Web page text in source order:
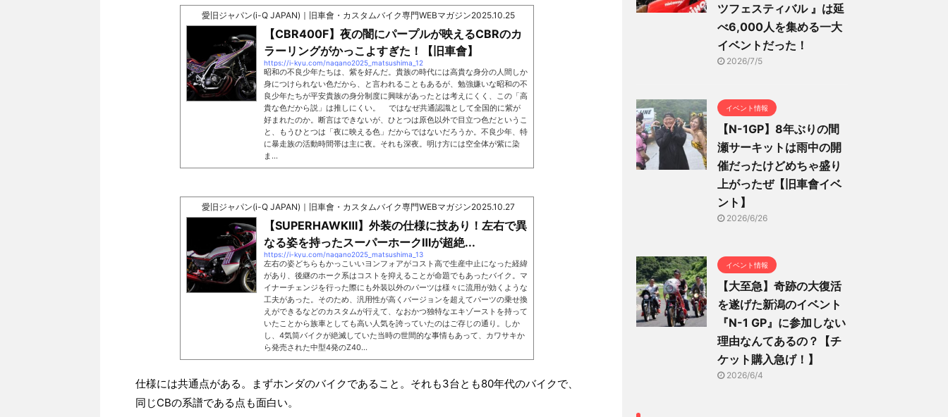
愛旧ジャパン(i-Q JAPAN)｜旧車會・カスタムバイク専門WEBマガジン2025.10.25
【CBR400F】夜の闇にパープルが映えるCBRのカ
ラーリングがかっこよすぎた！【旧車會】
https://i-kyu.com/nagano2025_matsushima_12
昭和の不良少年たちは、紫を好んだ。貴族の時代には高貴な身分の人間しか
身につけられない色だから、と言われることもあるが、勉強嫌いな昭和の不
良少年たちが平安貴族の身分制度に興味があったとは考えにくく、この「高
貴な色だから説」は推しにくい。 ではなぜ共通認識として全国的に紫が
好まれたのか。断言はできないが、ひとつは原色以外で目立つ色だというこ
と、もうひとつは「夜に映える色」だからではないだろうか。不良少年、特
に暴走族の活動時間帯は主に夜。それも深夜。明け方には空全体が紫に染
ま...
愛旧ジャパン(i-Q JAPAN)｜旧車會・カスタムバイク専門WEBマガジン2025.10.27
【SUPERHAWKⅢ】外装の仕様に技あり！左右で異
なる姿を持ったスーパーホークⅢが超絶...
https://i-kyu.com/nagano2025_matsushima_13
左右の姿どちらもかっこいいヨンフォアがコスト高で生産中止になった経緯
があり、後継のホーク系はコストを抑えることが命題でもあったバイク。マ
イナーチェンジを行った際にも外装以外のパーツは様々に流用が効くような
工夫があった。そのため、汎用性が高くバージョンを超えてパーツの乗せ換
えができるなどのカスタムが行えて、なおかつ独特なエキゾーストを持って
いたことから族車としても高い人気を誇っていたのはご存じの通り。しか
し、4気筒バイクが絶滅していた当時の世間的な事情もあって、カワサキか
ら発売された中型4発のZ40...
仕様には共通点がある。まずホンダのバイクであること。それも3台とも80年代のバイクで、
同じCBの系譜である点も面白い。
ツフェスティバル 』は延
べ6,000人を集める一大
イベントだった！
2026/7/5
イベント情報
【N-1GP】8年ぶりの間
瀬サーキットは雨中の開
催だったけどめちゃ盛り
上がったぜ【旧車會イベ
ント】
2026/6/26
イベント情報
【大至急】奇跡の大復活
を遂げた新潟のイベント
『N-1 GP』に参加しない
理由なんてあるの？【チ
ケット購入急げ！】
2026/6/4